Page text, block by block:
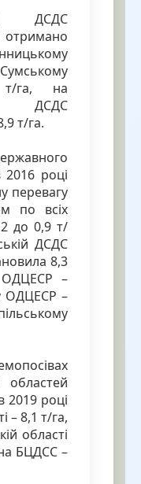
ДСДС
отримано
га, на
ДСДС
т/га.
році
перевагу
по всіх
до 0,9 т/
ДСДС
8,3
ОДЦЕСР –
ОДЦЕСР –
областей
2019 році
– 8,1 т/га,
області
БЦДСС –